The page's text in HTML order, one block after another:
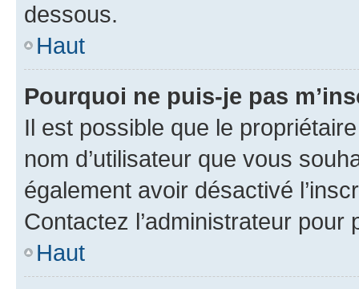
dessous.
Haut
Pourquoi ne puis-je pas
Il est possible que le
nom d’utilisateur que vous
également avoir désactivé
Contactez l’administrateur
Haut